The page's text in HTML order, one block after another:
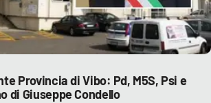
Provincia di Vibo: Pd, M5S, Psi e
di Giuseppe Condello